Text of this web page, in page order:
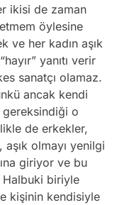
ikisi de zaman
öylesine
ve her kadın aşık
yanıtı verir
sanatçı olamaz.
ancak kendi
gereksindiği o
de erkekler,
olmayı yenilgi
giriyor ve bu
biriyle
kişinin kendisiyle